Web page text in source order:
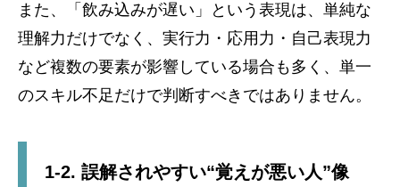
また、「飲み込みが遅い」という表現は、単純な
理解力だけでなく、実行力・応用力・自己表現力
など複数の要素が影響している場合も多く、単一
のスキル不足だけで判断すべきではありません。
1-2. 誤解されやすい“覚えが悪い人”像